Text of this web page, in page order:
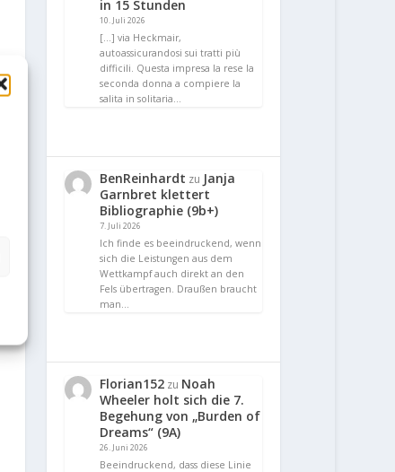
in 15 Stunden
10. Juli 2026
[…] via Heckmair,
autoassicurandosi sui tratti più
difficili. Questa impresa la rese la
seconda donna a compiere la
salita in solitaria…
BenReinhardt zu Janja
Garnbret klettert
Bibliographie (9b+)
7. Juli 2026
Ich finde es beeindruckend, wenn
sich die Leistungen aus dem
Wettkampf auch direkt an den
Fels übertragen. Draußen braucht
man…
Florian152 zu Noah
Wheeler holt sich die 7.
Begehung von „Burden of
Dreams“ (9A)
26. Juni 2026
Beeindruckend, dass diese Linie